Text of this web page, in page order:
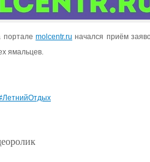
портале molcentr.ru начался приём
ямальцев.